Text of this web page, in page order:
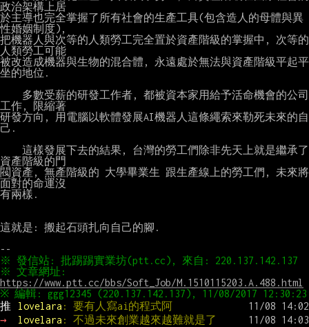
政治架構上居
於主導也完全掌握了所有社會的生產工具(包含造人的母體與異
性婚姻制度),
把機器人與次等的人類勞工完全置於資產階級的掌握中, 次等的
人類勞工可能
被改造成機器與生物的混合體, 永遠處於無法與資產階級平起平
坐的地位.
工作, 限縮著
研發方向, 用電腦以軟體發展AI機器人這條繩索來勒死未來的自
己.
資產階級的門
閥資產, 無產階級的 大學畢業生 跟生產線上的勞工們, 未來將
面對的命運沒
有兩樣.
這就是: 搬起石頭扎向自己的腳.
https://www.ptt.cc/bbs/Soft_Job/M.1510115203.A.488.html
推
lovelara : 要有人寫ai的程式阿
→
lovelara : 不過未來創業越來越難就是了